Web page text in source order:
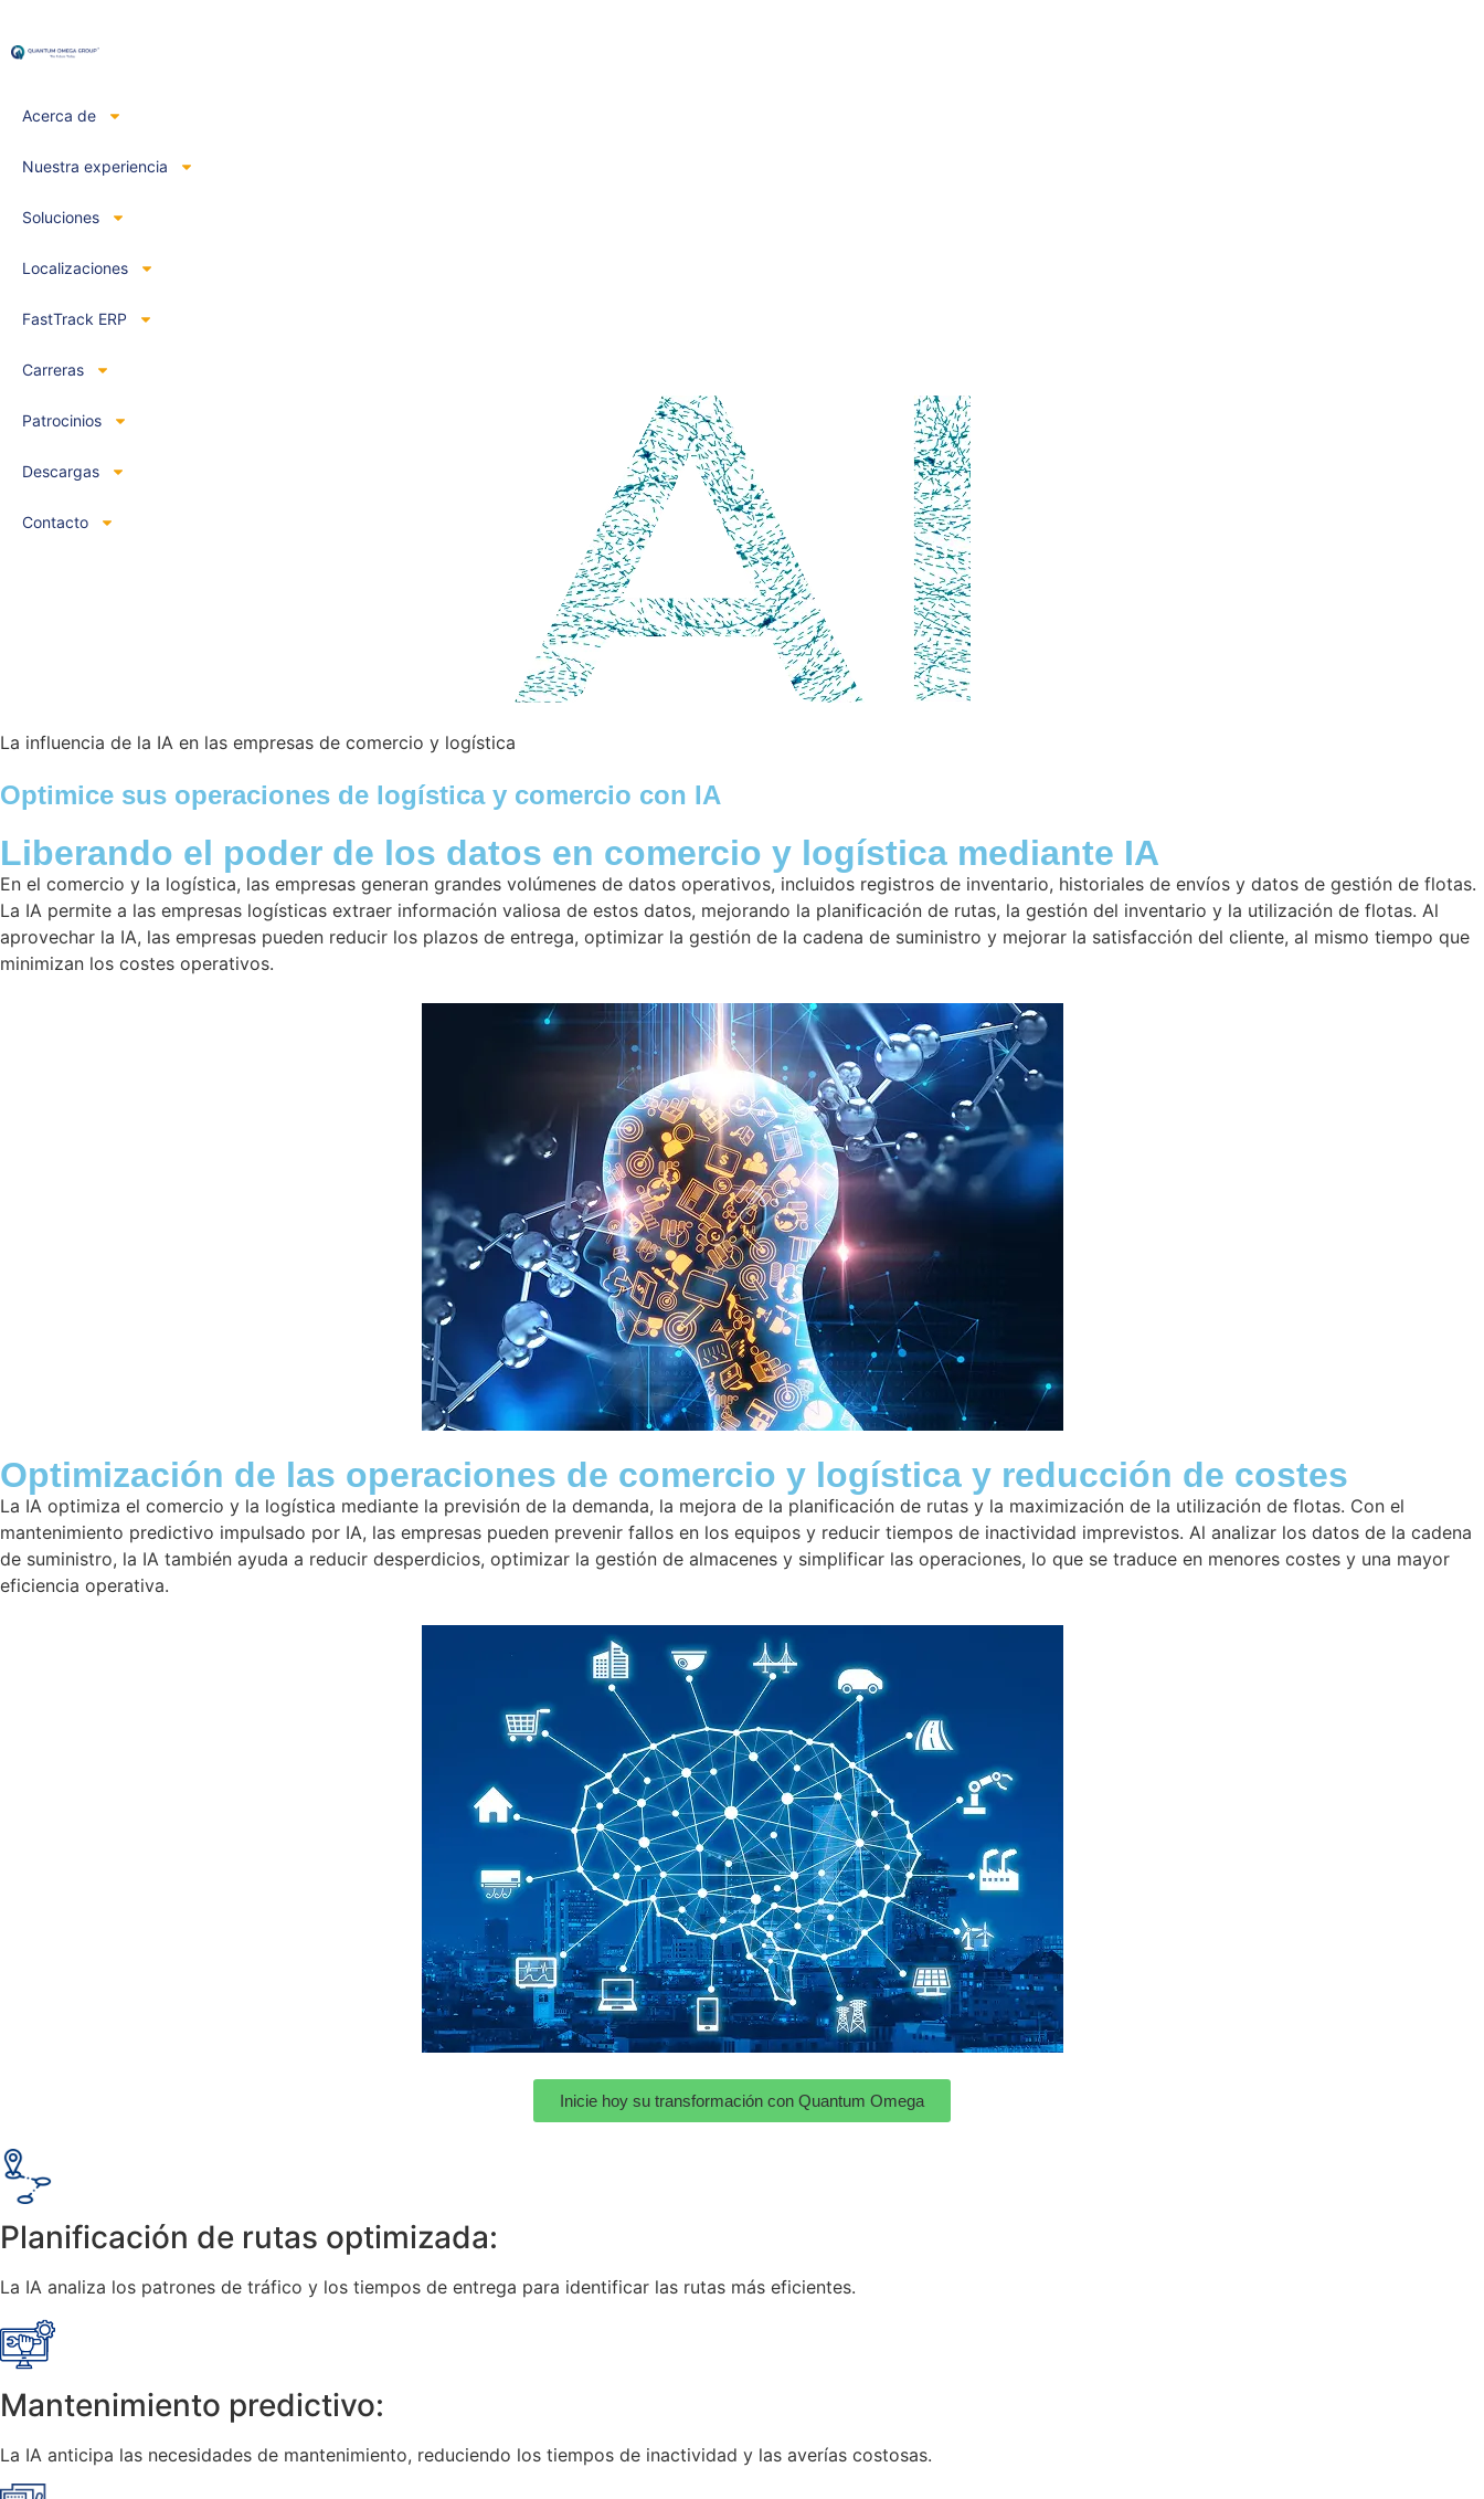
Acerca de
Nuestra experiencia
Soluciones
Localizaciones
FastTrack ERP
Carreras
Patrocinios
Descargas
Contacto
La influencia de la IA en las empresas de comercio y logística
Optimice sus operaciones de logística y comercio con IA
Liberando el poder de los datos en comercio y logística mediante IA
En el comercio y la logística, las empresas generan grandes volúmenes de datos operativos, incluidos registros de inventario, historiales de envíos y datos de gestión de flotas.
La IA permite a las empresas logísticas extraer información valiosa de estos datos, mejorando la planificación de rutas, la gestión del inventario y la utilización de flotas. Al
aprovechar la IA, las empresas pueden reducir los plazos de entrega, optimizar la gestión de la cadena de suministro y mejorar la satisfacción del cliente, al mismo tiempo que
minimizan los costes operativos.
Optimización de las operaciones de comercio y logística y reducción de costes
La IA optimiza el comercio y la logística mediante la previsión de la demanda, la mejora de la planificación de rutas y la maximización de la utilización de flotas. Con el
mantenimiento predictivo impulsado por IA, las empresas pueden prevenir fallos en los equipos y reducir tiempos de inactividad imprevistos. Al analizar los datos de la cadena
de suministro, la IA también ayuda a reducir desperdicios, optimizar la gestión de almacenes y simplificar las operaciones, lo que se traduce en menores costes y una mayor
eficiencia operativa.
Inicie hoy su transformación con Quantum Omega
Planificación de rutas optimizada:
La IA analiza los patrones de tráfico y los tiempos de entrega para identificar las rutas más eficientes.
Mantenimiento predictivo:
La IA anticipa las necesidades de mantenimiento, reduciendo los tiempos de inactividad y las averías costosas.